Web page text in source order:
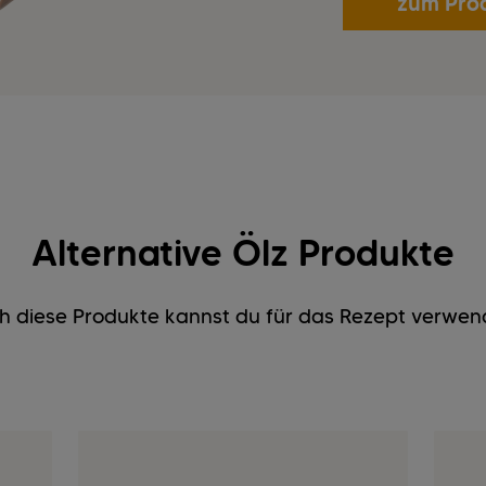
Alternative Ölz Produkte
diese Produkte kannst du für das Rezept